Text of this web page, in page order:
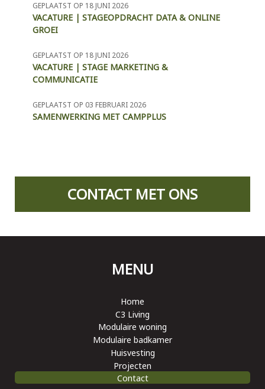
GEPLAATST OP 18 JUNI 2026
VACATURE | STAGEOPDRACHT DATA & ONLINE
GROEI
GEPLAATST OP 18 JUNI 2026
VACATURE | STAGE MARKETING &
COMMUNICATIE
GEPLAATST OP 03 FEBRUARI 2026
SAMENWERKING MET CAMPPLUS
CONTACT MET ONS
MENU
Home
C3 Living
Modulaire woning
Modulaire badkamer
Huisvesting
Projecten
Contact